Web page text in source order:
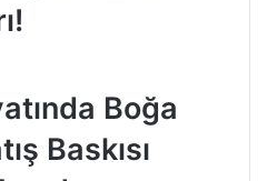
Boğa
Baskısı